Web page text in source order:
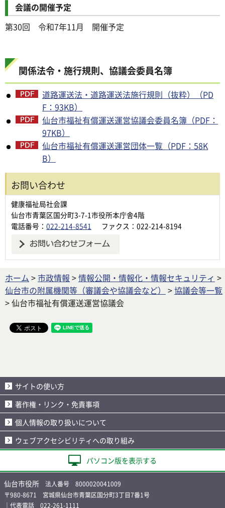
会議の開催予定
第30回 令和7年11月 開催予定
関係法令・施行規則、協議会委員名簿
道路運送法・道路運送法施行規則（抜粋）（PD
F：93KB）
仙台市福祉有償運送運営協議会委員名簿（PDF：
97KB）
仙台市福祉有償運送運営団体一覧（PDF：58K
B）
お問い合わせ
健康福祉局社会課
仙台市青葉区国分町3-7-1市役所本庁舎4階
電話番号： 022-214-8541 ファクス：022-214-8194
ホーム >市政情報 >情報公開・情報化・情報セキュリティ >
仙台市の附属機関等（審議会や協議会など）
>協議会等一覧
> 仙台市福祉有償運送運営協議会
サイトの使い方
著作権・リンク・免責事項
個人情報の取り扱いについて
ウェブアクセシビリティへの取り組み
パソコン版を表示する
仙台市役所 法人番号 8000020041009
〒980-8671 宮城県仙台市青葉区国分町3丁目7番1号
｜代表電話 022-261-1111